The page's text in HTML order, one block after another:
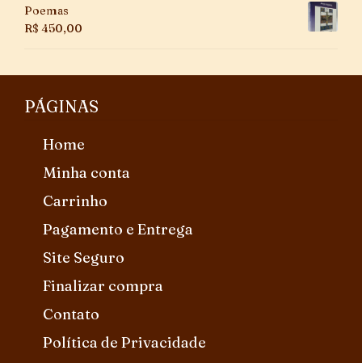
Poemas
R$ 450,00
PÁGINAS
Home
Minha conta
Carrinho
Pagamento e Entrega
Site Seguro
Finalizar compra
Contato
Política de Privacidade